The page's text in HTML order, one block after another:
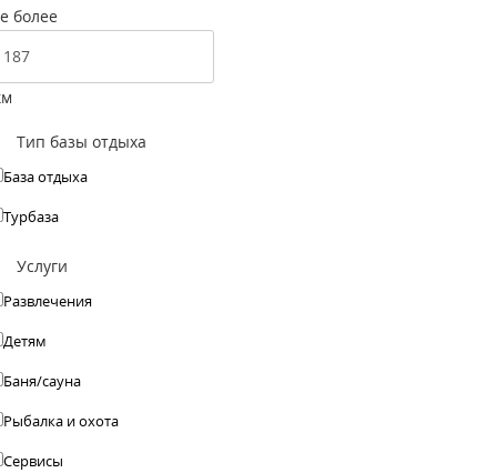
более
Тип базы отдыха
База отдыха
Турбаза
Услуги
Развлечения
Детям
Баня/сауна
Рыбалка и охота
Сервисы